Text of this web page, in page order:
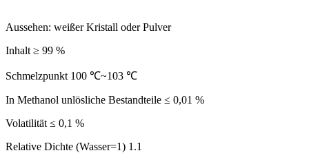
Aussehen: weißer Kristall oder Pulver
Inhalt ≥ 99 %
Schmelzpunkt 100 ℃~103 ℃
In Methanol unlösliche Bestandteile ≤ 0,01 %
Volatilität ≤ 0,1 %
Relative Dichte (Wasser=1) 1.1